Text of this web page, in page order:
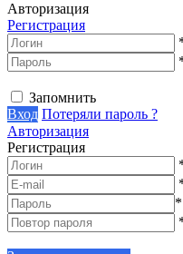
Авторизация
Регистрация
Запомнить
Вход Потеряли пароль ?
Авторизация
Регистрация
*